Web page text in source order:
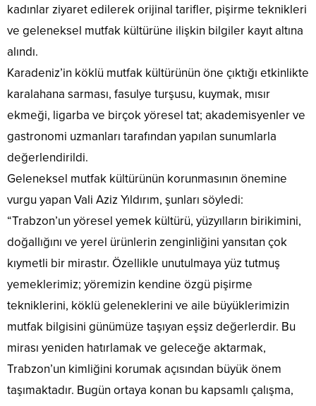
kadınlar ziyaret edilerek orijinal tarifler, pişirme teknikleri
ve geleneksel mutfak kültürüne ilişkin bilgiler kayıt altına
alındı.
Karadeniz’in köklü mutfak kültürünün öne çıktığı etkinlikte
karalahana sarması, fasulye turşusu, kuymak, mısır
ekmeği, ligarba ve birçok yöresel tat; akademisyenler ve
gastronomi uzmanları tarafından yapılan sunumlarla
değerlendirildi.
Geleneksel mutfak kültürünün korunmasının önemine
vurgu yapan Vali Aziz Yıldırım, şunları söyledi:
“Trabzon’un yöresel yemek kültürü, yüzyılların birikimini,
doğallığını ve yerel ürünlerin zenginliğini yansıtan çok
kıymetli bir mirastır. Özellikle unutulmaya yüz tutmuş
yemeklerimiz; yöremizin kendine özgü pişirme
tekniklerini, köklü geleneklerini ve aile büyüklerimizin
mutfak bilgisini günümüze taşıyan eşsiz değerlerdir. Bu
mirası yeniden hatırlamak ve geleceğe aktarmak,
Trabzon’un kimliğini korumak açısından büyük önem
taşımaktadır. Bugün ortaya konan bu kapsamlı çalışma,